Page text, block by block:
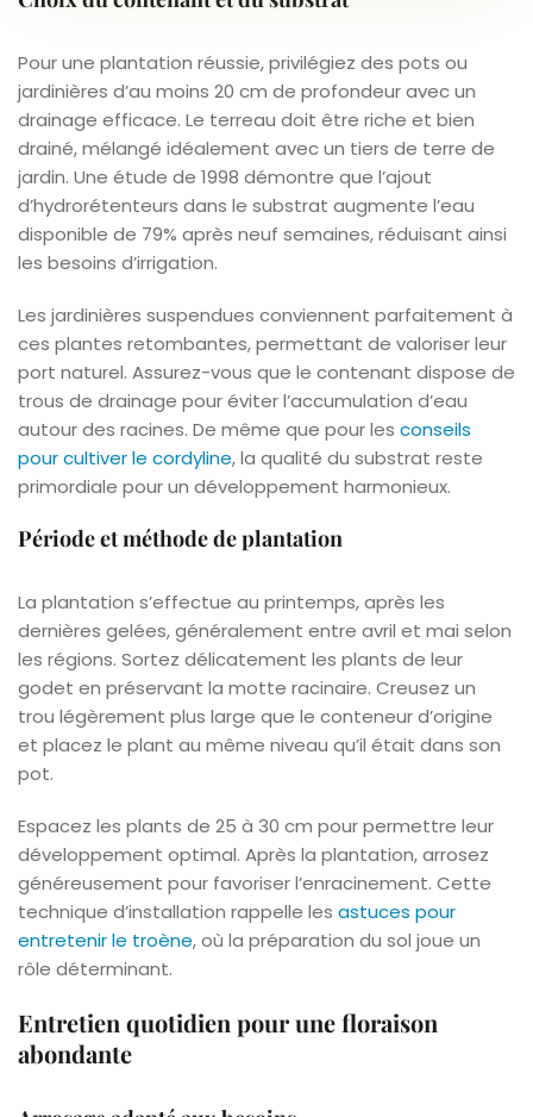
Pour une plantation réussie, privilégiez des pots ou
jardinières d’au moins 20 cm de profondeur avec un
drainage efficace. Le terreau doit être riche et bien
drainé, mélangé idéalement avec un tiers de terre de
jardin. Une étude de 1998 démontre que l’ajout
d’hydrorétenteurs dans le substrat augmente l’eau
disponible de 79% après neuf semaines, réduisant ainsi
les besoins d’irrigation.
Les jardinières suspendues conviennent parfaitement à
ces plantes retombantes, permettant de valoriser leur
port naturel. Assurez-vous que le contenant dispose de
trous de drainage pour éviter l’accumulation d’eau
autour des racines. De même que pour les conseils
pour cultiver le cordyline, la qualité du substrat reste
primordiale pour un développement harmonieux.
Période et méthode de plantation
La plantation s’effectue au printemps, après les
dernières gelées, généralement entre avril et mai selon
les régions. Sortez délicatement les plants de leur
godet en préservant la motte racinaire. Creusez un
trou légèrement plus large que le conteneur d’origine
et placez le plant au même niveau qu’il était dans son
pot.
Espacez les plants de 25 à 30 cm pour permettre leur
développement optimal. Après la plantation, arrosez
généreusement pour favoriser l’enracinement. Cette
technique d’installation rappelle les astuces pour
entretenir le troène, où la préparation du sol joue un
rôle déterminant.
Entretien quotidien pour une floraison
abondante